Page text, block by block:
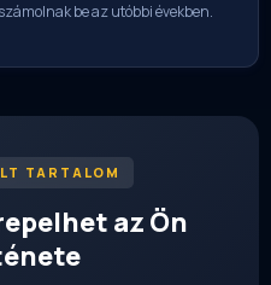
be az utóbbi években.
TARTALOM
az Ön